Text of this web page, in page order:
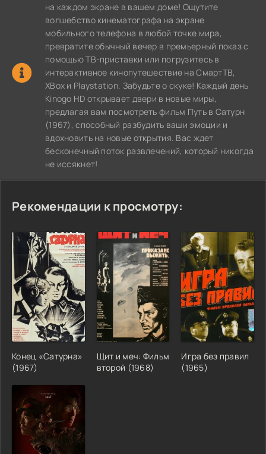
на каждом экране в вашем доме! Ощутите
волшебство кинематографа на экране
мобильного телефона в любой точке мира,
превратите обычный вечер в премьерный показ с
помощью ТВ-приставки или погрузитесь в
интерактивное кинопутешествие на СмартТВ,
XBox и Playstation. Забудьте о скуке! Каждый день
Kinogo HD открывает двери в новые миры,
предлагая вам посмотреть фильм Путь в Сатурн
(1967), способный разбудить ваши эмоции и
вдохновить на новые открытия. Вас ждет
бесконечный поток развлечений, который никогда
не иссякнет!
Рекомендации к просмотру:
Конец «Сатурна»
(1967)
Щит и меч: Фильм
второй (1968)
Игра без правил
(1965)